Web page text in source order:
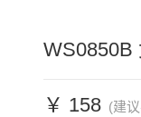
WS0850B
￥ 158(建议